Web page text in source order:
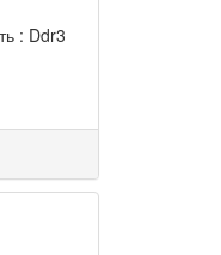
: Ddr3